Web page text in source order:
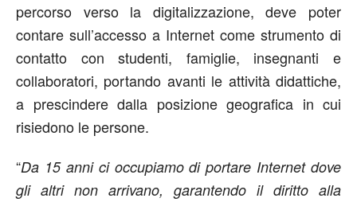
percorso verso la digitalizzazione, deve poter
contare sull’accesso a Internet come strumento di
contatto con studenti, famiglie, insegnanti e
collaboratori, portando avanti le attività didattiche,
a prescindere dalla posizione geografica in cui
risiedono le persone.
“Da 15 anni ci occupiamo di portare Internet dove
gli altri non arrivano, garantendo il diritto alla